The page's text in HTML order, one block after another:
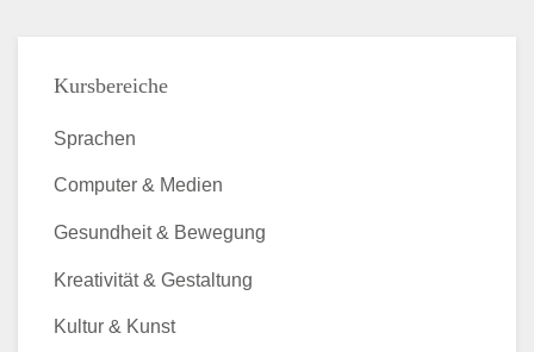
Kursbereiche
Sprachen
Computer & Medien
Gesundheit & Bewegung
Kreativität & Gestaltung
Kultur & Kunst